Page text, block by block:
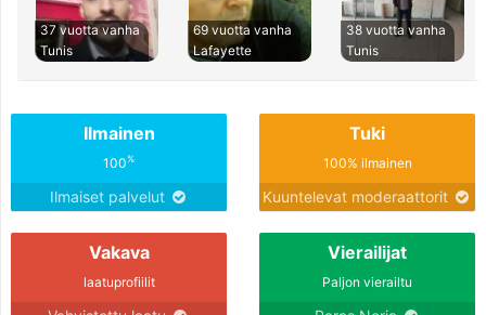
37 vuotta vanha
Tunis
69 vuotta vanha
Lafayette
38 vuotta vanha
Tunis
Ilmainen
100%
Ilmaiset palvelut
Tuki
100% ilmainen
Kuuntelevat moderaattorit
Vakava
laatuprofiilit
Vierailijat
Paljon vierailtu